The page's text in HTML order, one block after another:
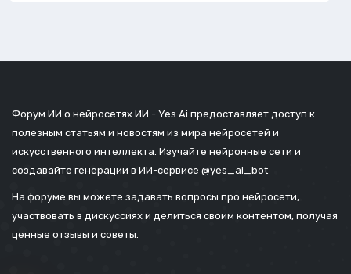
Форум ИИ о нейросетях ИИ - Yes Ai предоставляет доступ к
полезным статьям и новостям из мира нейросетей и
искусственного интеллекта. Изучайте нейронные сети и
создавайте генерации в ИИ-сервисе @yes_ai_bot
На форуме вы можете задавать вопросы про нейросети,
участвовать в дискуссиях и делиться своим контентом, получая
ценные отзывы и советы.